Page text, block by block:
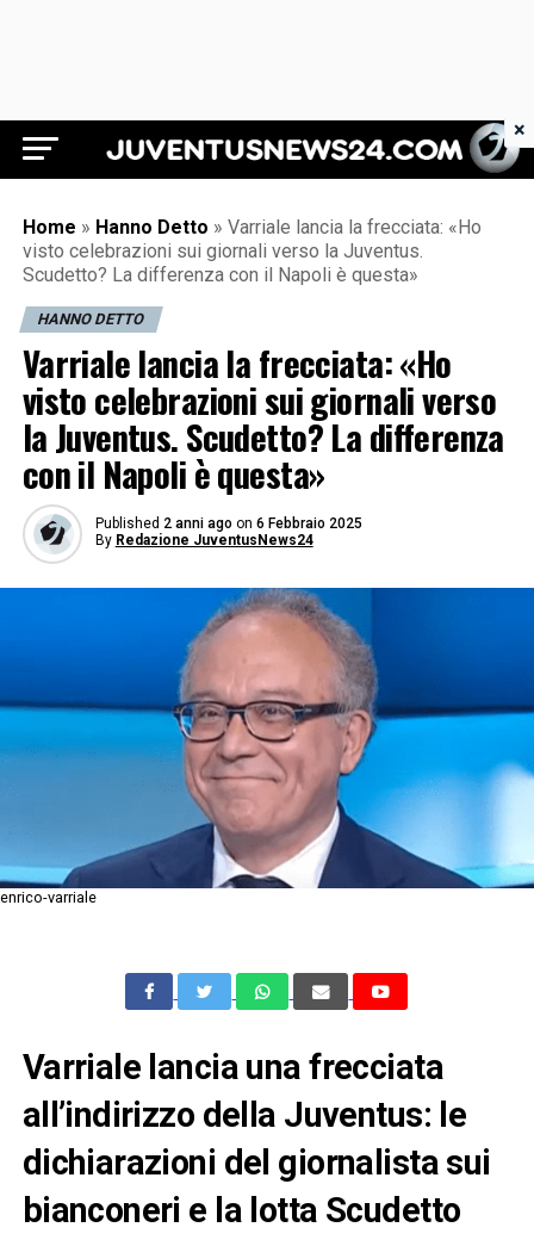
Juventus News 24
Home » Hanno Detto » Varriale lancia la frecciata: «Ho
visto celebrazioni sui giornali verso la Juventus.
Scudetto? La differenza con il Napoli è questa»
HANNO DETTO
Varriale lancia la frecciata: «Ho
visto celebrazioni sui giornali verso
la Juventus. Scudetto? La differenza
con il Napoli è questa»
Published 2 anni ago on 6 Febbraio 2025
By Redazione JuventusNews24
enrico-varriale
Varriale lancia una frecciata
all’indirizzo della Juventus: le
dichiarazioni del giornalista sui
bianconeri e la lotta Scudetto
×